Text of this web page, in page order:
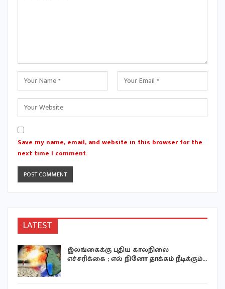
Save my name, email, and website in this browser for the
next time I comment.
LATEST
இலங்கைக்கு புதிய காலநிலை
எச்சரிக்கை ; எல் நினோ தாக்கம் நீடிக்கும்…